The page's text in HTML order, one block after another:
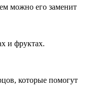
можно его заменит
и фруктах.
которые помогут